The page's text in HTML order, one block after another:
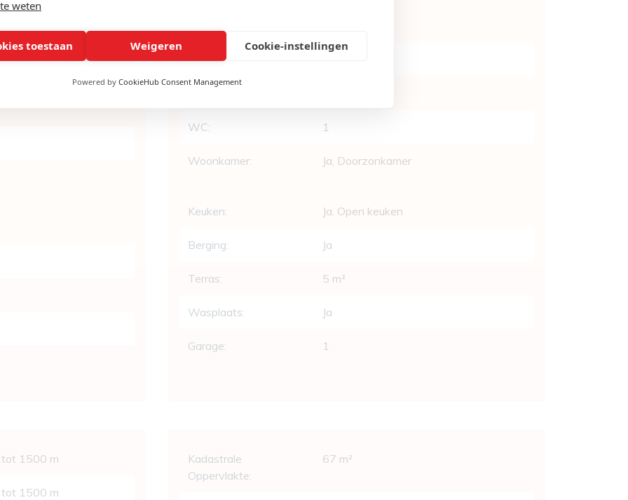
Badkamers:
WC: 1
Woonkamer: Ja, Doorzonkamer
Keuken: Ja, Open keuken
Berging: Ja
Terras: 5 m²
Wasplaats: Ja
Garage: 1
tot 1500 m
tot 1500 m
Wettelijke gegevens
Kadastrale
Oppervlakte:
67 m²
weten
toestaan Weigeren Cookie-instellingen
Powered by CookieHub Consent Management